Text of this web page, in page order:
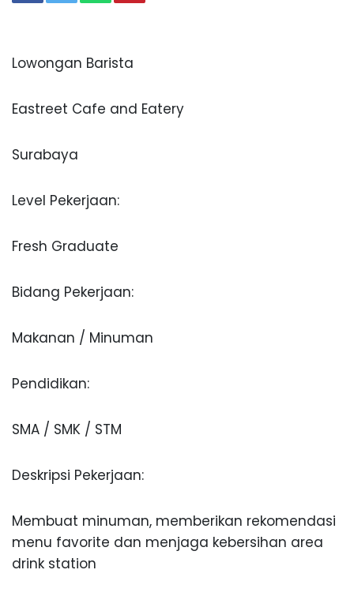
Lowongan Barista
Eastreet Cafe and Eatery
Surabaya
Level Pekerjaan:
Fresh Graduate
Bidang Pekerjaan:
Makanan / Minuman
Pendidikan:
SMA / SMK / STM
Deskripsi Pekerjaan:
Membuat minuman, memberikan rekomendasi
menu favorite dan menjaga kebersihan area
drink station